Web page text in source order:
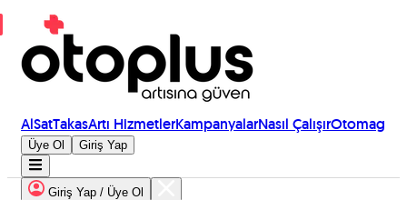
AlSatTakasArtı HizmetlerKampanyalarNasıl ÇalışırOtomag
Üye Ol Giriş Yap
Giriş Yap / Üye Ol